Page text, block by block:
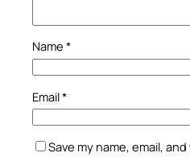
Name *
Email*
Save my name, email,